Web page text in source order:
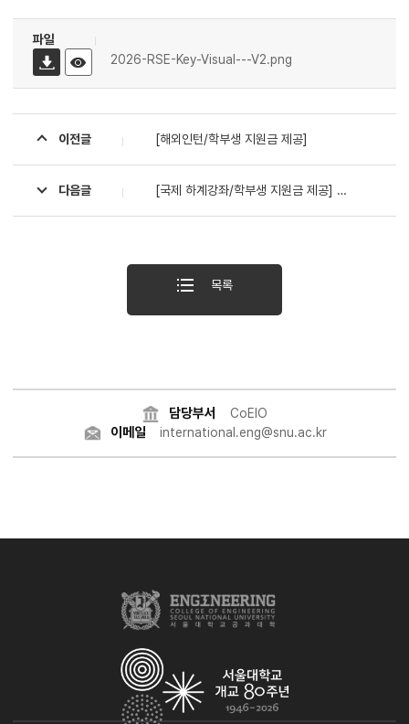
파일
2026-RSE-Key-Visual---V2.png
이전글 [해외인턴/학부생 지원금 제공]
다음글 [국제 하계강좌/학부생 지원금 제공] 스페인 2026 UPM International Summer School 모집
목록
담당부서 CoEIO
이메일 international.eng@snu.ac.kr